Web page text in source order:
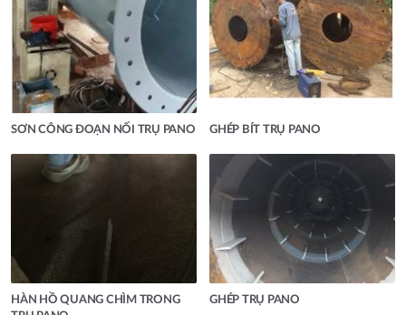
SƠN CÔNG ĐOẠN NỐI TRỤ PANO GHÉP BÍT TRỤ PANO
HÀN HỒ QUANG CHÌM TRONG
GHÉP TRỤ PANO